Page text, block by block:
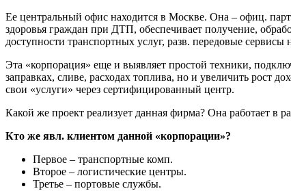
Ее центральный офис находится в Москве. Она – офиц.
здоровья граждан при ДТП, обеспечивает получение,
доступности транспортных услуг, разв. передовые
Эта «корпорация» еще и выявляет простой техники,
заправках, сливе, расходах топлива, но и увеличить
свои «услуги» через сертифицированный центр.
Какой же проект реализует данная фирма? Она работает в
Кто же явл. клиентом данной «корпорации»?
Первое – транспортные комп.
Второе – логистические центры.
Третье – портовые службы.